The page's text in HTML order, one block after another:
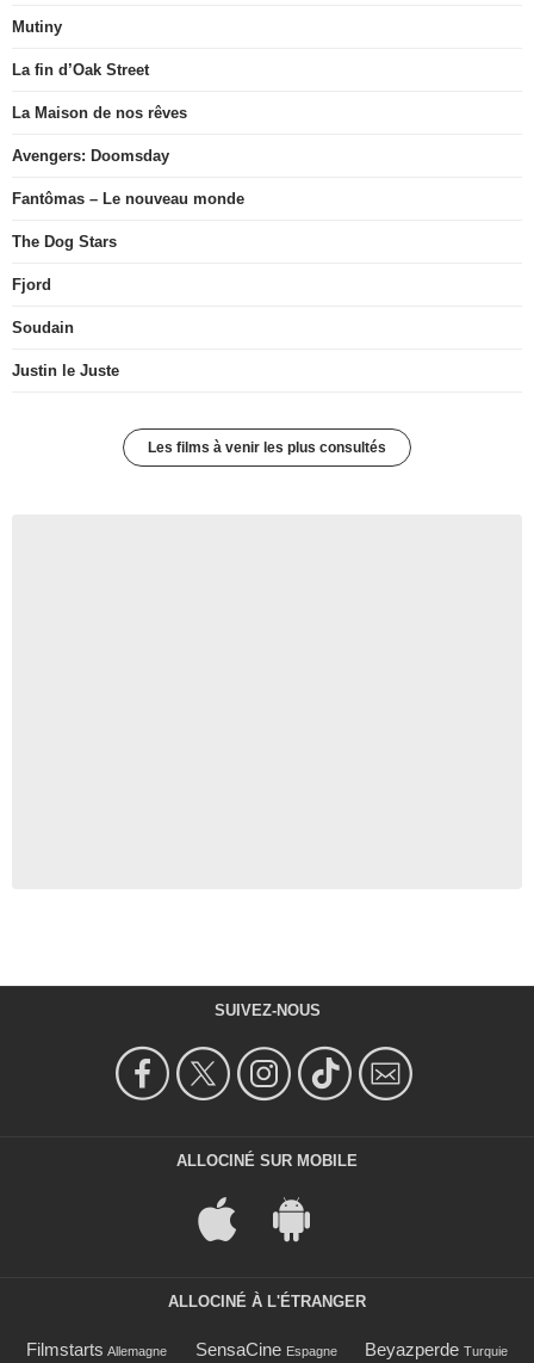
Mutiny
La fin d’Oak Street
La Maison de nos rêves
Avengers: Doomsday
Fantômas – Le nouveau monde
The Dog Stars
Fjord
Soudain
Justin le Juste
Les films à venir les plus consultés
SUIVEZ-NOUS
ALLOCINÉ SUR MOBILE
ALLOCINÉ À L'ÉTRANGER
Filmstarts Allemagne SensaCine Espagne Beyazperde Turquie